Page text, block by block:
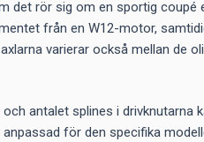
det rör sig om en sportig coupé
från en W12-motor,
varierar också mellan de
antalet splines i
för den specifika